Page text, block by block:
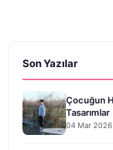
Son Yazılar
Çocuğun
Tasarımlar
04 Mar 2026